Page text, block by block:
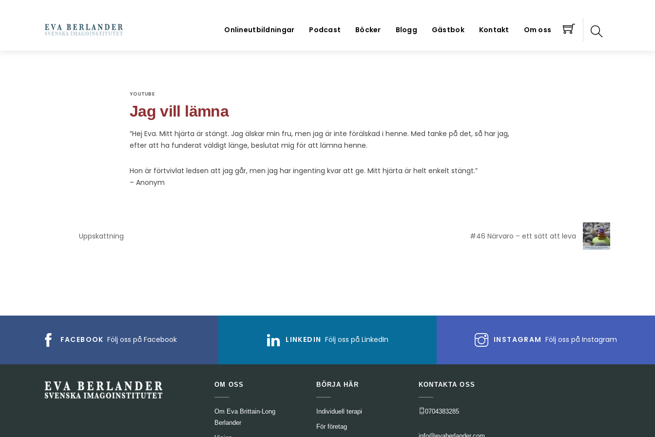
Onlineutbildningar Podcast Böcker Blogg Gästbok Kontakt Om oss
YOUTUBE
Jag vill lämna
”Hej Eva. Mitt hjärta är stängt. Jag älskar min fru, men jag är inte förälskad i henne. Med tanke på det, så har jag,
efter att ha funderat väldigt länge, beslutat mig för att lämna henne.
Hon är förtvivlat ledsen att jag går, men jag har ingenting kvar att ge. Mitt hjärta är helt enkelt stängt.”
– Anonym
Uppskattning #46 Närvaro – ett sätt att leva
FACEBOOK Följ oss på Facebook LINKEDIN Följ oss på LinkedIn INSTAGRAM Följ oss på Instagram
OM OSS
Om Eva Brittain-Long
Berlander
BÖRJA HÄR
Individuell terapi
För företag
KONTAKTA OSS
0704383285